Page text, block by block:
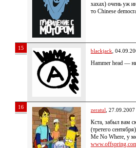
хахах) очень уж
то Chinese
15 blackjack ,
Hammer head —
16 zeratul ,
Кста, забыл вам
(третего
Me No Where, у